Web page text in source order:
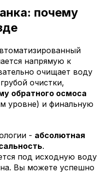
почему
напрямую к
очищает воду
очистки,
обратного осмоса
уровне) и финальную
- абсолютная
.
под исходную воду
Вы можете успешно